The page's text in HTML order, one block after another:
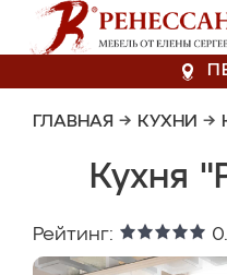
ГЛАВНАЯ → КУХНИ →
Кухня
Рейтинг: